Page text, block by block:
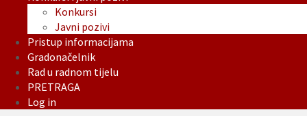
Konkursi
Javni pozivi
Pristup informacijama
Gradonačelnik
Rad u radnom tijelu
PRETRAGA
Log in